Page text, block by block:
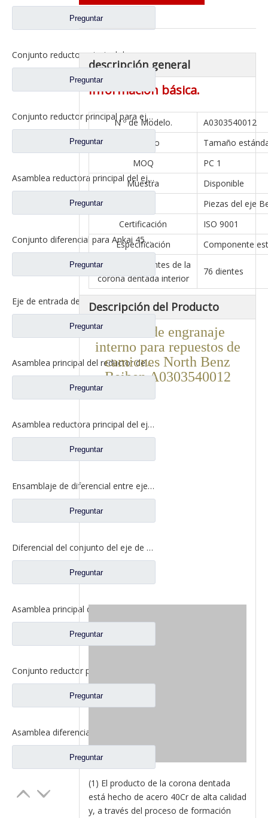
Preguntar
Conjunto reductor principal de puente en eje Qingte 440 para repuestos de camiones Foton Auman QT440SH2-2502000
Preguntar
Conjunto reductor principal para eje Pengxiang Qingdao Jiefang C & C XCMG Dongfeng Liuqi repuestos para camiones 2502010A0090J 2502015A00900
Preguntar
Asamblea reductora principal del eje intermedio para los recambios 2502010AA6E del camión de Faw Jiefang
Preguntar
Conjunto diferencial para Ankai 459 Axle Meritor 160 Axle Fangsheng 160 Axle Qingte 458 Axle Foton Auman Truck Repuestos HFF2510111CK2MC
Preguntar
Preguntar
Asamblea principal del reductor del eje trasero de Qingte 398 para los recambios QT440SH1-2402000 del camión de Foton Auman
Preguntar
Asamblea reductora principal del eje intermedio de Qingte 398 para los recambios QT398S0-2502000 del camión de Foton Auman
Preguntar
Ensamblaje de diferencial entre ejes para Foton Auman Qingte ZL300 Axle Truck Repuestos ZL300S1-2510300A
Preguntar
Diferencial del conjunto del eje de entrada para piezas de repuesto del camión del eje BENZ del eje Foton Auman Ankai HFF2510100 CK 1BZ
Preguntar
Preguntar
Preguntar
Preguntar
descripción general
Información básica.
N º de Modelo.
A0303540012
Tamaño
Tamaño
MOQ
PC 1
Muestra
Disponible
Piezas del eje
Certificación
ISO 9001
Especificación
Componente
Número de dientes de la
corona dentada interior
76 dientes
Descripción del Producto
Anillo de engranaje
interno para repuestos de
camiones North Benz
Beiben A0303540012
(1) El producto de la corona dentada
está hecho de acero 40Cr de alta calidad
y, a través del proceso de formación